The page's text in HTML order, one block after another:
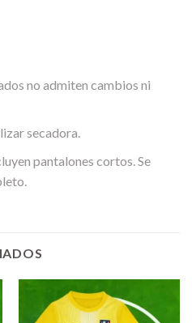
no admiten cambios ni
secadora.
pantalones cortos. Se